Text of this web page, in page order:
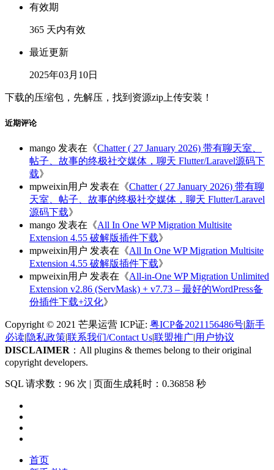
有效期
365 天内有效
最近更新
2025年03月10日
下载的压缩包，先解压，找到资源zip上传安装！
近期评论
mango 发表在《Chatter ( 27 January 2026) 带有聊天室、
帖子、故事的终极社交媒体，聊天 Flutter/Laravel源码下
载》
mpweixin用户 发表在《Chatter ( 27 January 2026) 带有聊
天室、帖子、故事的终极社交媒体，聊天 Flutter/Laravel
源码下载》
mango 发表在《All In One WP Migration Multisite
Extension 4.55 破解版插件下载》
mpweixin用户 发表在《All In One WP Migration Multisite
Extension 4.55 破解版插件下载》
mpweixin用户 发表在《All-in-One WP Migration Unlimited
Extension v2.86 (ServMask) + v7.73 – 最好的WordPress备
份插件下载+汉化》
Copyright © 2021 芒果运营 ICP证: 粤ICP备2021156486号|新手
必读|隐私政策|联系我们/Contact Us|联盟推广|用户协议
DISCLAIMER ：All plugins & themes belong to their original
copyright developers.
SQL 请求数：96 次 | 页面生成耗时：0.36858 秒
首页